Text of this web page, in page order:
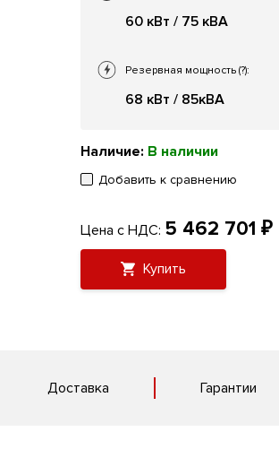
60 кВт / 75 кВА
Резервная мощность (?):
68 кВт / 85кВА
Наличие: В наличии
Добавить к сравнению
Цена с НДС: 5 462 701 ₽
Купить
Доставка Гарантии